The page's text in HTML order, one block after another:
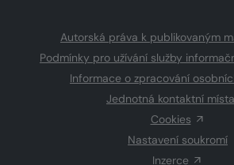
Autorská práva k publikovaným
Podmínky pro užívání služby
Informace o zpracování
Jednotná kontaktní místa
Cookies
Nastavení soukromí
Inzerce